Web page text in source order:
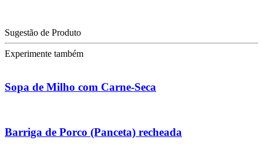
Sugestão de Produto
Experimente também
Sopa de Milho com Carne-Seca
Barriga de Porco (Panceta) recheada